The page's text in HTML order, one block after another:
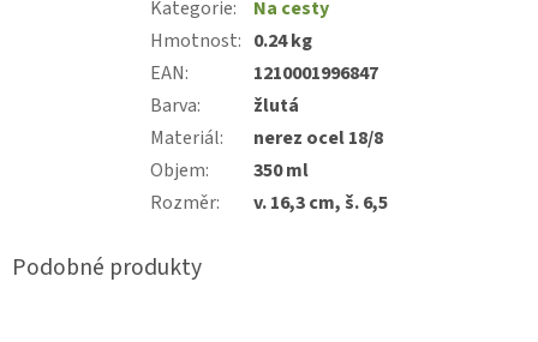
Kategorie:
Na cesty
Hmotnost: 0.24 kg
EAN:
1210001996847
Barva:
žlutá
Materiál:
nerez ocel 18/8
Objem:
350 ml
Rozměr: v. 16,3 cm, š. 6,5